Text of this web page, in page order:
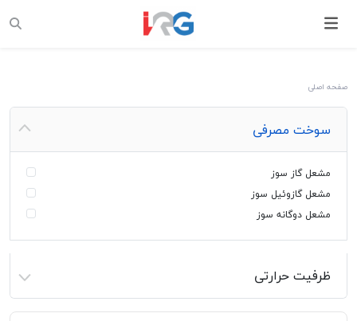
صفحه اصلی
سوخت مصرفی
مشعل گاز سوز
مشعل گازوئیل سوز
مشعل دوگانه سوز
ظرفیت حرارتی